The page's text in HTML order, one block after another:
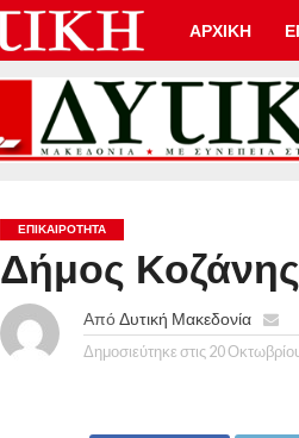
ΑΡΧΙΚΗ
ΕΠΙΚΑΙΡΟΤΗΤΑ
Δήμος
ΑπόΔυτική Μακεδονία
Δημοσιεύτηκε στις 20